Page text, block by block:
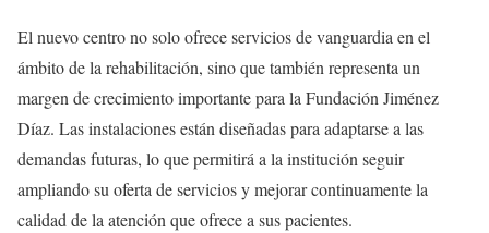
El nuevo centro no solo ofrece servicios de vanguardia en el
ámbito de la rehabilitación, sino que también representa un
margen de crecimiento importante para la Fundación Jiménez
Díaz. Las instalaciones están diseñadas para adaptarse a las
demandas futuras, lo que permitirá a la institución seguir
ampliando su oferta de servicios y mejorar continuamente la
calidad de la atención que ofrece a sus pacientes.